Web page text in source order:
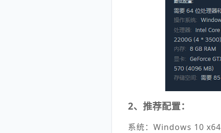
2、推荐配置：
系统：Windows 10 x64